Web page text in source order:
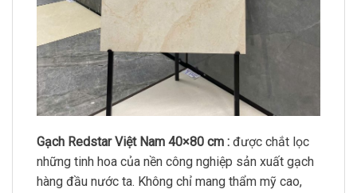
Gạch Redstar Việt Nam 40×80 cm : được chắt lọc
những tinh hoa của nền công nghiệp sản xuất gạch
hàng đầu nước ta. Không chỉ mang thẩm mỹ cao,